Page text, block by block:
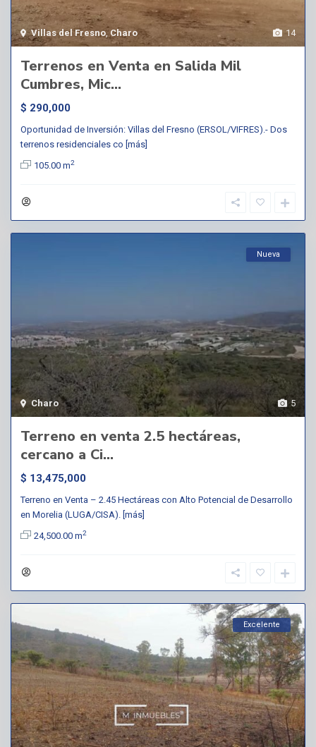
14
Villas del Fresno , Charo
Terrenos en Venta en Salida Mil
Cumbres, Mic...
$ 290,000
Oportunidad de Inversión: Villas del Fresno (ERSOL/VIFRES).- Dos
terrenos residenciales co [más]
105.00 m2
5
Charo
Nueva
Terreno en venta 2.5 hectáreas,
cercano a Ci...
$ 13,475,000
Terreno en Venta – 2.45 Hectáreas con Alto Potencial de Desarrollo
en Morelia (LUGA/CISA).
[más]
24,500.00 m2
Excelente